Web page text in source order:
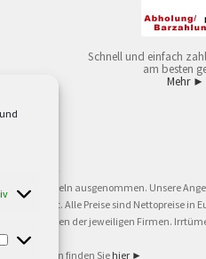
Schnell und einfach
am besten
Mehr ►
Inseln ausgenommen. Unsere
an privat. Alle Preise sind Nettopreise
Warenzeichen der jeweiligen Firmen.
finden Sie hier ►